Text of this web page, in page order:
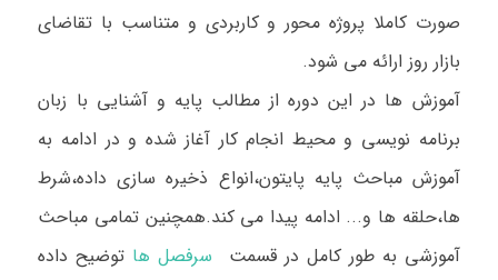
صورت کاملا پروژه محور و کاربردی و متناسب با تقاضای
بازار روز ارائه می شود.
آموزش ها در این دوره از مطالب پایه و آشنایی با زبان
برنامه نویسی و محیط انجام کار آغاز شده و در ادامه به
آموزش مباحث پایه پایتون،انواع ذخیره سازی داده،شرط
ها،حلقه ها و... ادامه پیدا می کند.همچنین تمامی مباحث
آموزشی به طور کامل در قسمت سرفصل ها توضیح داده